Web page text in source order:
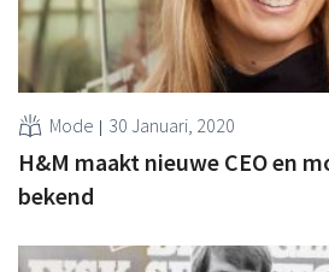
Mode 30 Januari, 2020
H&M maakt nieuwe CEO en
bekend